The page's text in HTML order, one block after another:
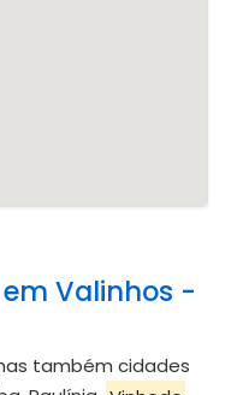
Valinhos -
também cidades